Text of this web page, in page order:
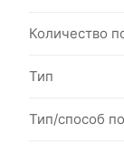
Количество
Тип
Тип/способ